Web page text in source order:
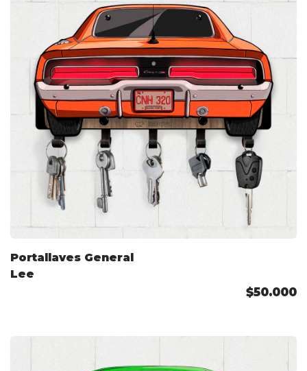
Portallaves General
Lee
$50.000